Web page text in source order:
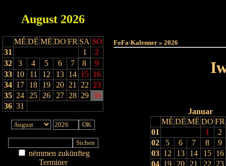
August 2026
MÉ DË MË DO FR SA SO
31
1
2
32
3 4 5 6 7 8
9
33 10 11 12 13 14 15 16
34 17 18 19 20 21 22 23
35 24 25 26 27 28 29 30
36 31
nëmmen zukünfteg
Terminer
FoFa-Kalenner » 2026
Januar
MÉ DË MË DO FR
01
1
2
02
5 6 7 8
9
03 12 13 14 15
16
04 19 20 21 22
23